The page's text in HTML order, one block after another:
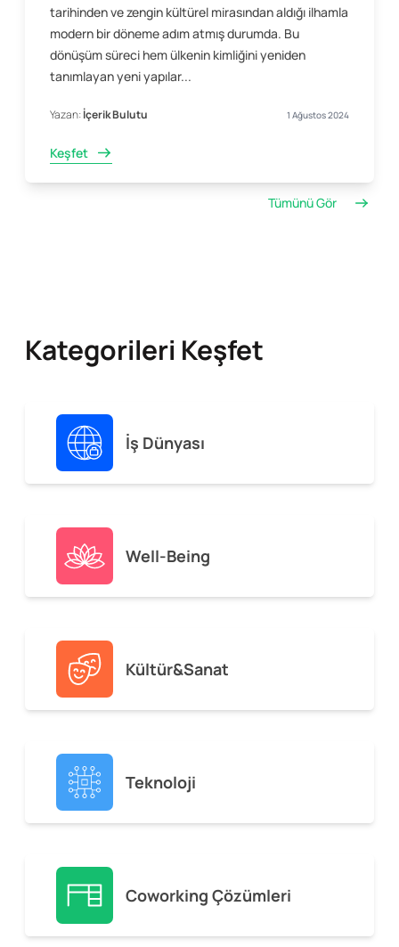
tarihinden ve zengin kültürel mirasından aldığı ilhamla
modern bir döneme adım atmış durumda. Bu
dönüşüm süreci hem ülkenin kimliğini yeniden
tanımlayan yeni yapılar...
Yazan:İçerik Bulutu 1 Ağustos 2024
Keşfet
Tümünü Gör
Kategorileri Keşfet
İş Dünyası
Well-Being
Kültür&Sanat
Teknoloji
Coworking Çözümleri